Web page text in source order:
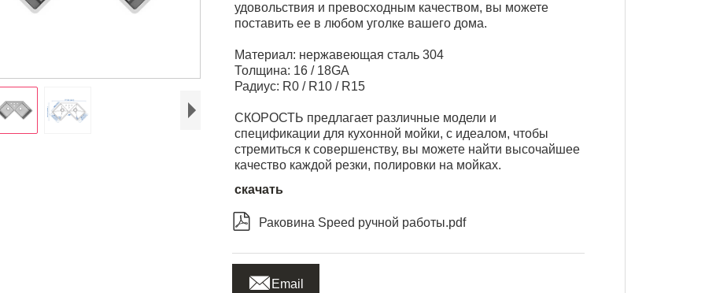
удовольствия и превосходным качеством, вы можете
поставить ее в любом уголке вашего дома.
Материал: нержавеющая сталь 304
Толщина: 16 / 18GA
Радиус: R0 / R10 / R15
СКОРОСТЬ предлагает различные модели и
спецификации для кухонной мойки, с идеалом, чтобы
стремиться к совершенству, вы можете найти высочайшее
качество каждой резки, полировки на мойках.
скачать
 Раковина Speed ​​ручной работы.pdf
 Email